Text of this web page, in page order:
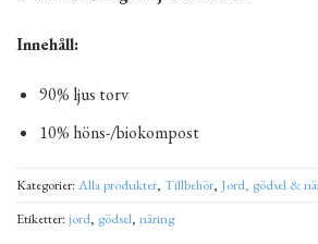
Innehåll:
90% ljus torv
10% höns-/biokompost
Kategorier:Alla produkter, Tillbehör, Jord, gödsel &
Etiketter:jord, gödsel, näring